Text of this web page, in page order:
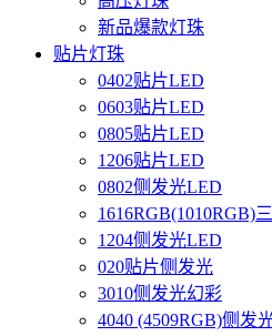
新品爆款灯珠
贴片灯珠
0402贴片LED
0603贴片LED
0805贴片LED
1206贴片LED
0802侧发光LED
1616RGB(1010RGB)
1204侧发光LED
020贴片侧发光
3010侧发光幻彩
4040 (4509RGB)侧发